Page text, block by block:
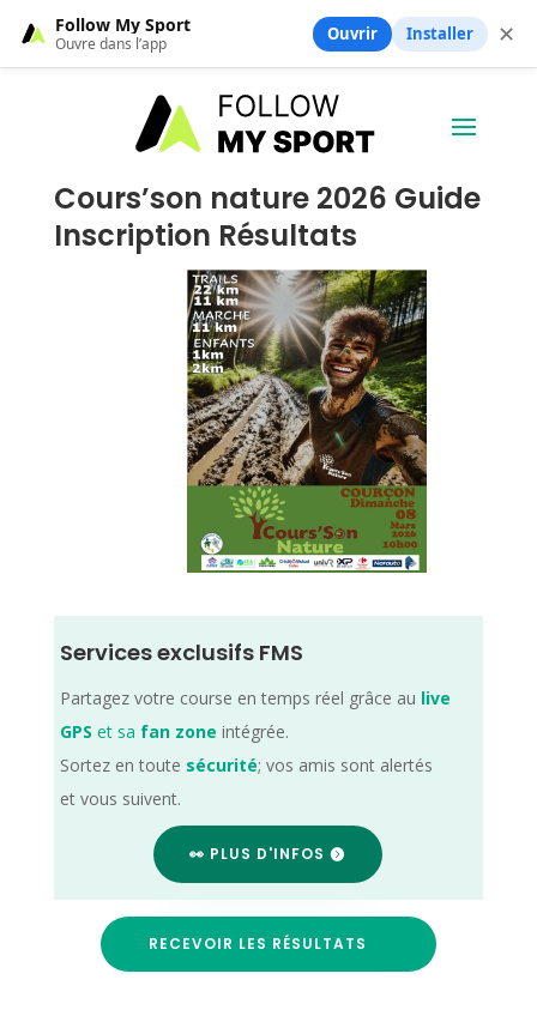
Cours’son nature 2026 Guide
Inscription Résultats
Services exclusifs FMS
Partagez votre course en temps réel grâce au live
GPS et sa fan zone intégrée.
Sortez en toute sécurité; vos amis sont alertés
et vous suivent.
👀 PLUS D'INFOS
RECEVOIR LES RÉSULTATS
Follow My Sport
Ouvre dans l’app Ouvrir Installer ✕